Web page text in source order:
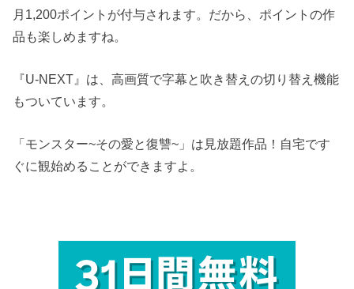
月1,200ポイントが付与されます。だから、ポイントの作
品も楽しめますね。
『U-NEXT』は、高画質で字幕と吹き替えの切り替え機能
もついています。
「モンスター~その愛と復讐~」は見放題作品！自宅です
ぐに観始めることができますよ。